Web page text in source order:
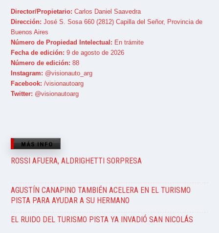
Director/Propietario: Carlos Daniel Saavedra
Dirección: José S. Sosa 660 (2812) Capilla del Señor, Provincia de
Buenos Aires
Número de Propiedad Intelectual: En trámite
Fecha de edición: 9 de agosto de 2026
Número de edición: 88
Instagram: @visionauto_arg
Facebook: /visionautoarg
Twitter: @visionautoarg
MÁS INFO
ROSSI AFUERA, ALDRIGHETTI SORPRESA
AGUSTÍN CANAPINO TAMBIÉN ACELERA EN EL TURISMO
PISTA PARA AYUDAR A SU HERMANO
EL RUIDO DEL TURISMO PISTA YA INVADIÓ SAN NICOLÁS